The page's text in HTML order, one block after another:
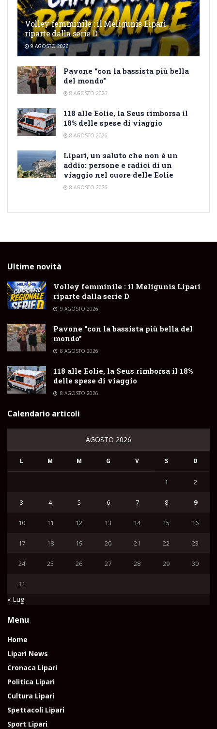
Volley femminile : il Meligunis Lipari
riparte dalla serie D
9 AGOSTO 2026
Pavone “con la bassista più bella
del mondo”
8 AGOSTO 2026
118 alle Eolie, la Seus rimborsa il
18% delle spese di viaggio
8 AGOSTO 2026
Lipari, un saluto che non è un
addio: persone e radici di un
viaggio nel cuore delle Eolie
8 AGOSTO 2026
Ultime novità
Volley femminile : il Meligunis Lipari
riparte dalla serie D
9 AGOSTO 2026
Pavone “con la bassista più bella del
mondo”
8 AGOSTO 2026
118 alle Eolie, la Seus rimborsa il 18%
delle spese di viaggio
8 AGOSTO 2026
Calendario articoli
AGOSTO 2026
L M M G V S D
1 2
3 4 5 6 7 8 9
10 11 12 13 14 15 16
17 18 19 20 21 22 23
24 25 26 27 28 29 30
31
« Lug
Menu
Home
Lipari News
Cronaca Lipari
Politica Lipari
Cultura Lipari
Spettacoli Lipari
Sport Lipari